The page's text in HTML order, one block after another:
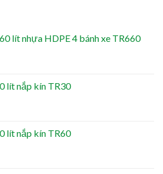
lít nhựa HDPE 4 bánh xe TR660
lít nắp kín TR30
lít nắp kín TR60